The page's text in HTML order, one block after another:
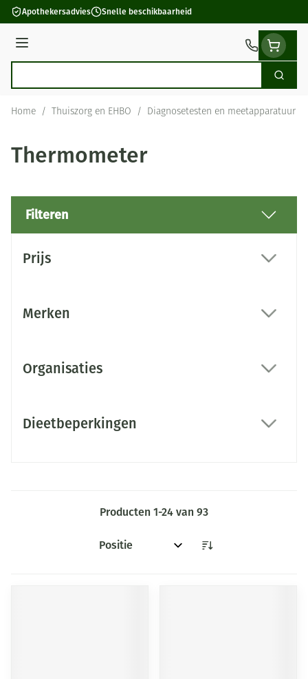
Ga naar de inhoud
Apothekersadvies Snelle beschikbaarheid
Menu
Zoek
Home / Thuiszorg en EHBO / Diagnosetesten en meetapparatuur
Thermometer
Filteren
Prijs
Merken
Organisaties
Dieetbeperkingen
Producten 1-24 van 93
Sorteer op: